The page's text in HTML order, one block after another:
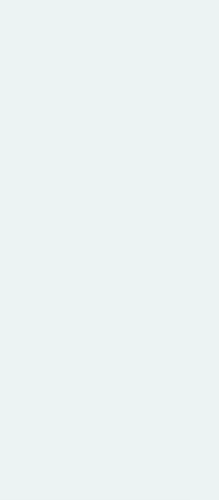
iso/iec 27001